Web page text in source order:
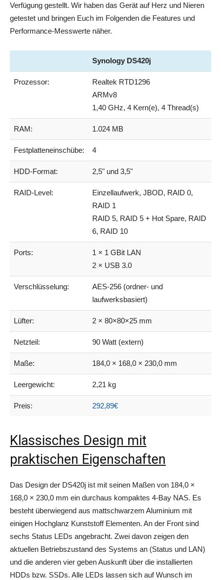
Verfügung gestellt. Wir haben das Gerät auf Herz und Nieren
getestet und bringen Euch im Folgenden die Features und
Performance-Messwerte näher.
Synology DS420j
Prozessor:
Realtek RTD1296
ARMv8
1,40 GHz, 4 Kern(e), 4 Thread(s)
RAM: 1.024 MB
Festplatteneinschübe: 4
HDD-Format: 2,5" und 3,5"
RAID-Level:
Einzellaufwerk, JBOD, RAID 0,
RAID 1
RAID 5, RAID 5 + Hot Spare, RAID
6, RAID 10
Ports:
1 × 1 GBit LAN
2 × USB 3.0
Verschlüsselung:
AES-256 (ordner- und
laufwerksbasiert)
Lüfter: 2 × 80×80×25 mm
Netzteil: 90 Watt (extern)
Maße: 184,0 × 168,0 × 230,0 mm
Leergewicht: 2,21 kg
Preis: 292,89€
Klassisches Design mit
praktischen Eigenschaften
Das Design der DS420j ist mit seinen Maßen von 184,0 ×
168,0 × 230,0 mm ein durchaus kompaktes 4-Bay NAS. Es
besteht überwiegend aus mattschwarzem Aluminium mit
einigen Hochglanz Kunststoff Elementen. An der Front sind
sechs Status LEDs angebracht. Zwei davon zeigen den
aktuellen Betriebszustand des Systems an (Status und LAN)
und die anderen vier geben Auskunft über die installierten
HDDs bzw. SSDs. Alle LEDs lassen sich auf Wunsch im